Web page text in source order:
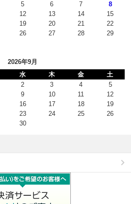
5 6 7
8
12 13 14
15
19 20 21
22
26 27 28
29
2026年9月
水 木 金
土
2 3 4
5
9 10 11
12
16 17 18
19
23 24 25
26
30